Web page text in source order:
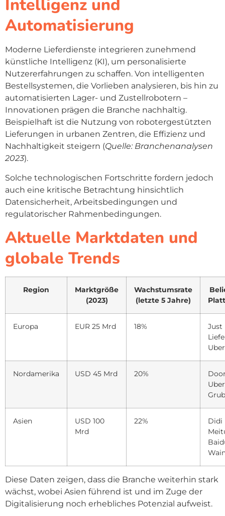
Intelligenz und
Automatisierung
Moderne Lieferdienste integrieren zunehmend
künstliche Intelligenz (KI), um personalisierte
Nutzererfahrungen zu schaffen. Von intelligenten
Bestellsystemen, die Vorlieben analysieren, bis hin zu
automatisierten Lager- und Zustellrobotern –
Innovationen prägen die Branche nachhaltig.
Beispielhaft ist die Nutzung von robotergestützten
Lieferungen in urbanen Zentren, die Effizienz und
Nachhaltigkeit steigern (Quelle: Branchenanalysen
2023).
Solche technologischen Fortschritte fordern jedoch
auch eine kritische Betrachtung hinsichtlich
Datensicherheit, Arbeitsbedingungen und
regulatorischer Rahmenbedingungen.
Aktuelle Marktdaten und
globale Trends
Region
Marktgröße
(2023)
Wachstumsrate
(letzte 5 Jahre)
Europa EUR 25 Mrd 18%
Just
Nordamerika USD 45 Mrd 20%
Asien
USD 100
Mrd
22%
Didi
Diese Daten zeigen, dass die Branche weiterhin stark
wächst, wobei Asien führend ist und im Zuge der
Digitalisierung noch erhebliches Potenzial aufweist.